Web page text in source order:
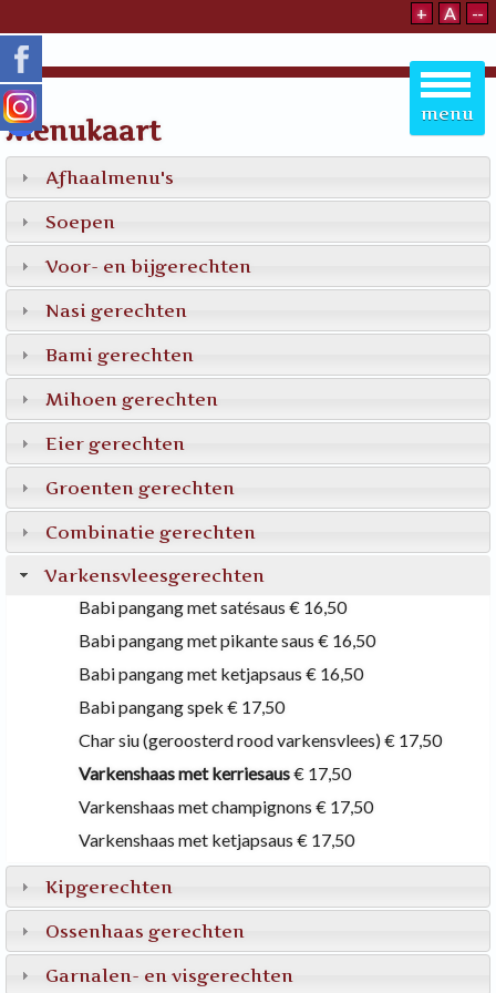
menu
+ A --
Menukaart
Afhaalmenu's
Soepen
Voor- en bijgerechten
Nasi gerechten
Bami gerechten
Mihoen gerechten
Eier gerechten
Groenten gerechten
Combinatie gerechten
Varkensvleesgerechten
Babi pangang met satésaus
90
€ 16,50
Babi pangang met pikante saus
91
€ 16,50
Babi pangang met ketjapsaus
92
€ 16,50
Babi pangang spek
93
€ 17,50
Char siu (geroosterd rood varkensvlees)
94
€ 17,50
Varkenshaas met kerriesaus
95
€ 17,50
Varkenshaas met champignons
96
€ 17,50
Varkenshaas met ketjapsaus
98
€ 17,50
Kipgerechten
Ossenhaas gerechten
Garnalen- en visgerechten
101
111
121